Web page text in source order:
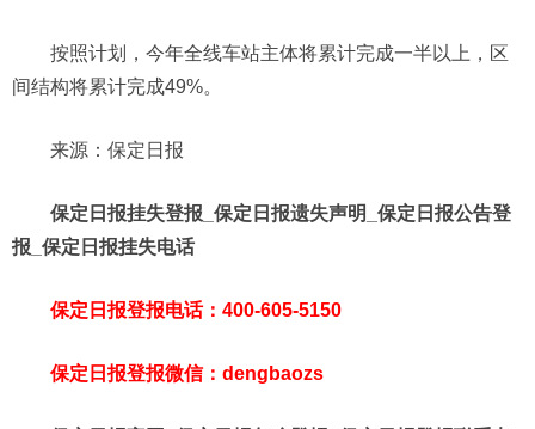
按照计划，今年全线车站主体将累计完成一半以上，区
间结构将累计完成49%。
来源：保定日报
保定日报挂失登报_保定日报遗失声明_保定日报公告登
报_保定日报挂失电话
保定日报登报电话：400-605-5150
保定日报登报微信：dengbaozs